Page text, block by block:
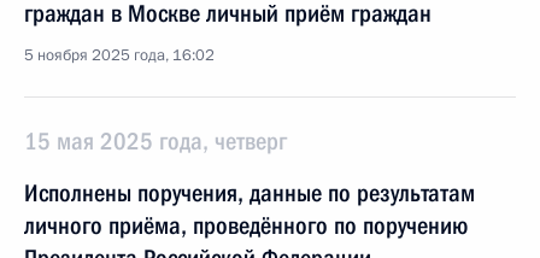
граждан в Москве личный приём граждан
5 ноября 2025 года, 16:02
15 мая 2025 года, четверг
Исполнены поручения, данные по результатам
личного приёма, проведённого по поручению